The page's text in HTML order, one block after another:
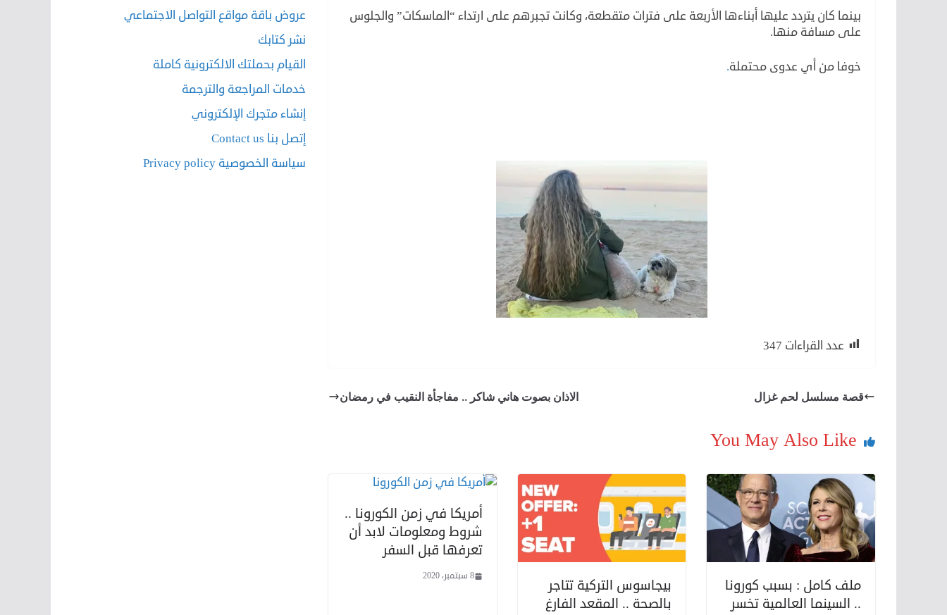
بينما كان يتردد عليها أبناءها الأربعة على فترات متقطعة، وكانت تجبرهم على ارتداء “الماسكات” والجلوس
على مسافة منها.
خوفا من أي عدوى محتملة.
عدد القراءات 347
قصة مسلسل لحم غزال الاذان بصوت هاني شاكر .. مفاجأة النقيب في رمضان
You May Also Like
ملف كامل : بسبب كورونا
.. السينما العالمية تخسر
بيجاسوس التركية تتاجر
بالصحة .. المقعد الفارغ
أمريكا في زمن الكورونا ..
شروط ومعلومات لابد أن
تعرفها قبل السفر
8 سبتمبر، 2020
عروض باقة مواقع التواصل الاجتماعي
نشر كتابك
القيام بحملتك الالكترونية كاملة
خدمات المراجعة والترجمة
إنشاء متجرك الإلكتروني
إتصل بنا Contact us
سياسة الخصوصية Privacy policy